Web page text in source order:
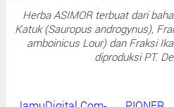
Herba ASIMOR terbuat dari
Katuk (Sauropus androgynus),
amboinicus Lour) dan Fraksi
diproduksi PT.